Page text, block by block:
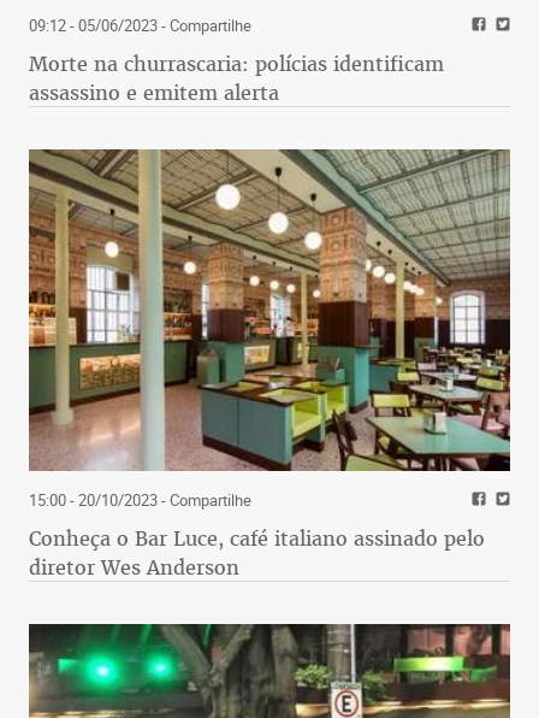
09:12 - 05/06/2023- Compartilhe
Morte na churrascaria: polícias identificam
assassino e emitem alerta
15:00 - 20/10/2023- Compartilhe
Conheça o Bar Luce, café italiano assinado pelo
diretor Wes Anderson